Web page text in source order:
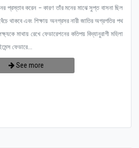
প্রস্তাব করেন – কারণ তাঁর মনের মাঝে সুপ্ত বাসনা ছিল
থাকবে এবং শিক্ষায় অনগ্রসর নারী জাতির অগ্রগতির পথ
মাথায় রেখে ফেডারেশনের কতিপয় বিদ্যানুরাগী মহিলা
ফেডারে...
See more